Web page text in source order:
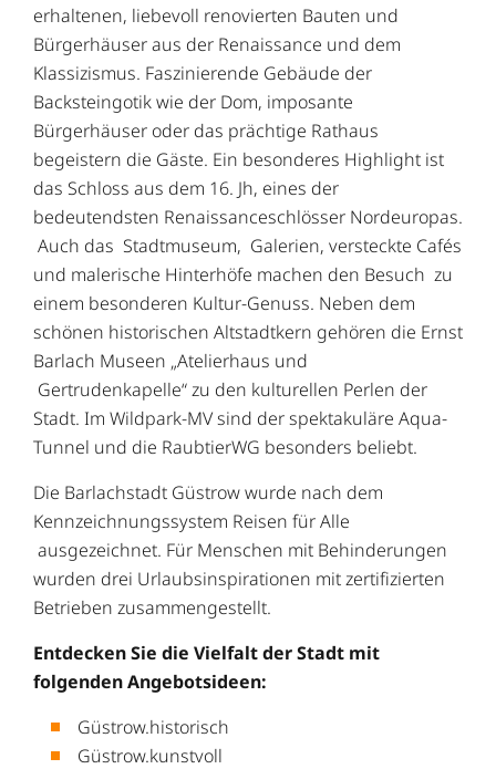
erhaltenen, liebevoll renovierten Bauten und
Bürgerhäuser aus der Renaissance und dem
Klassizismus. Faszinierende Gebäude der
Backsteingotik wie der Dom, imposante
Bürgerhäuser oder das prächtige Rathaus
begeistern die Gäste. Ein besonderes Highlight ist
das Schloss aus dem 16. Jh, eines der
bedeutendsten Renaissanceschlösser Nordeuropas.
Auch das Stadtmuseum, Galerien, versteckte Cafés
und malerische Hinterhöfe machen den Besuch zu
einem besonderen Kultur-Genuss. Neben dem
schönen historischen Altstadtkern gehören die Ernst
Barlach Museen „Atelierhaus und
Gertrudenkapelle“ zu den kulturellen Perlen der
Stadt. Im Wildpark-MV sind der spektakuläre Aqua-
Tunnel und die RaubtierWG besonders beliebt.
Die Barlachstadt Güstrow wurde nach dem
Kennzeichnungssystem Reisen für Alle
ausgezeichnet. Für Menschen mit Behinderungen
wurden drei Urlaubsinspirationen mit zertifizierten
Betrieben zusammengestellt.
Entdecken Sie die Vielfalt der Stadt mit
folgenden Angebotsideen:
Güstrow.historisch
Güstrow.kunstvoll